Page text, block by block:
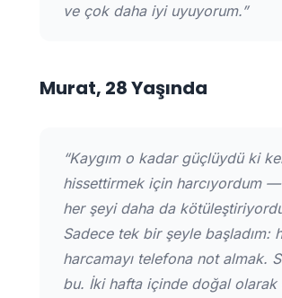
ve çok daha iyi uyuyorum.”
Murat, 28 Yaşında
“Kaygım o kadar güçlüydü ki
hissettirmek için harcıyordum
her şeyi daha da
Sadece tek bir şeyle başladım:
harcamayı telefona not almak.
bu. İki hafta içinde doğal olarak